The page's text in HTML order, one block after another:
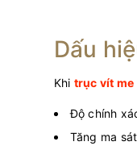
Dấu
Khi trục vít me
Độ chính
Tăng ma